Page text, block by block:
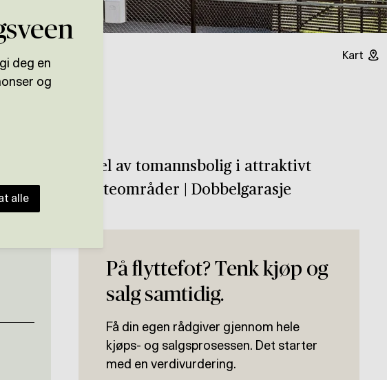
Kart
innholdsrik del av tomannsbolig i attraktivt
solrike uteområder | Dobbelgarasje
På flyttefot? Tenk kjøp og
salg samtidig.
Få din egen rådgiver gjennom hele
kjøps- og salgsprosessen. Det starter
med en verdivurdering.
deg en
og
alle